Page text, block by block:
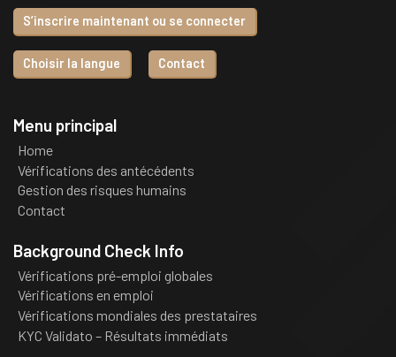
S’inscrire maintenant ou se connecter
Choisir la langue Contact
Menu principal
Home
Vérifications des antécédents
Gestion des risques humains
Contact
Background Check Info
Vérifications pré-emploi globales
Vérifications en emploi
Vérifications mondiales des prestataires
KYC Validato – Résultats immédiats